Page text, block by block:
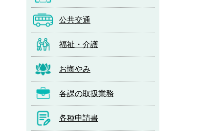
公共交通
福祉・介護
お悔やみ
各課の取扱業務
各種申請書